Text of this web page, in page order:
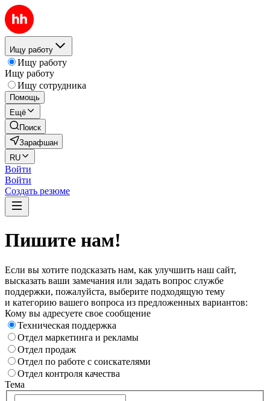
Ищу работу
Ищу работу
Ищу работу
Ищу сотрудника
Помощь
Ещё
Поиск
Зарафшан
RU
Войти
Войти
Создать резюме
Пишите нам!
Если вы хотите подсказать нам, как улучшить наш сайт,
высказать ваши замечания или задать вопрос службе
поддержки, пожалуйста, выберите подходящую тему
и категорию вашего вопроса из предложенных вариантов:
Кому вы адресуете свое сообщение
Техническая поддержка
Отдел маркетинга и рекламы
Отдел продаж
Отдел по работе с соискателями
Отдел контроля качества
Тема